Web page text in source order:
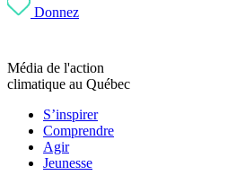
Donnez
Média de l'action
climatique au Québec
S’inspirer
Comprendre
Agir
Jeunesse